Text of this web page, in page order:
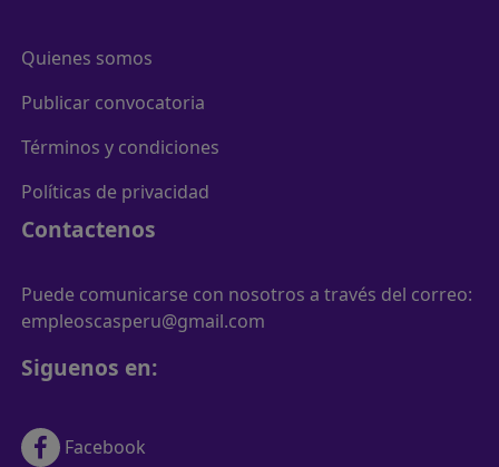
Quienes somos
Publicar convocatoria
Términos y condiciones
Políticas de privacidad
Contactenos
Puede comunicarse con nosotros a través del correo:
empleoscasperu@gmail.com
Siguenos en:
Facebook